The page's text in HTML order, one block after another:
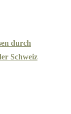
durch
Schweiz